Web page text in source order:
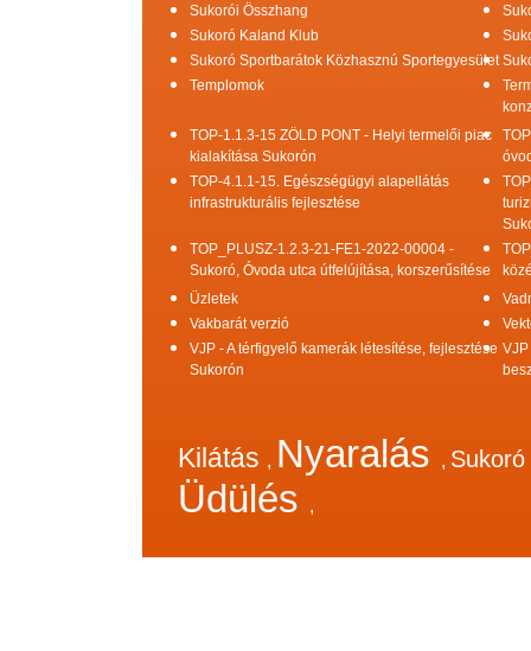
Sukorói Összhang
Sukoró Kaland Klub
Sukoró Sportbarátok Közhasznú Sportegyesület
Templomok
TOP-1.1.3-15 ZÖLD PONT - Helyi termelői piac
kialakítása Sukorón
TOP-4.1.1-15. Egészségügyi alapellátás
infrastrukturális fejlesztése
TOP_PLUSZ-1.2.3-21-FE1-2022-00004 -
Sukoró, Óvoda utca útfelújítása, korszerűsítése
Üzletek
Vakbarát verzió
VJP - A térfigyelő kamerák létesítése, fejlesztése
Sukorón
Kilátás , Nyaralás , Sukoró
Üdülés ,